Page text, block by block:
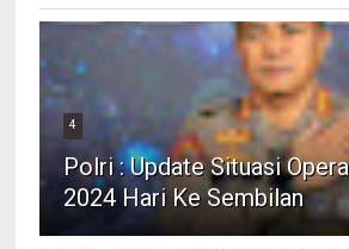
4
Polri : Update Situasi
2024 Hari Ke Sembilan